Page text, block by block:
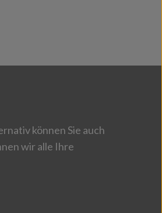
können Sie auch
wir alle Ihre